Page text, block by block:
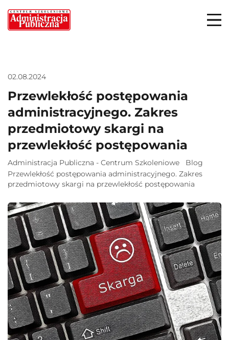
02.08.2024
Przewlekłość postępowania
administracyjnego. Zakres
przedmiotowy skargi na
przewlekłość postępowania
Administracja Publiczna - Centrum Szkoleniowe
Blog
Przewlekłość postępowania administracyjnego. Zakres
przedmiotowy skargi na przewlekłość postępowania